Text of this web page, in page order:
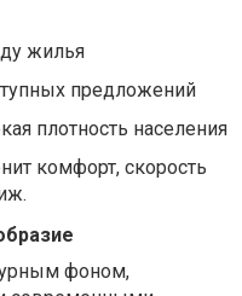
жилья
предложений
плотность населения
комфорт, скорость
фоном,